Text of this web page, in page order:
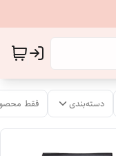
دسته‌بندی فقط